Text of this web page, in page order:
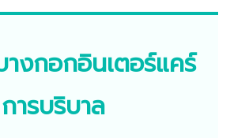
างกอกอินเตอร์แคร์
การบริบาล